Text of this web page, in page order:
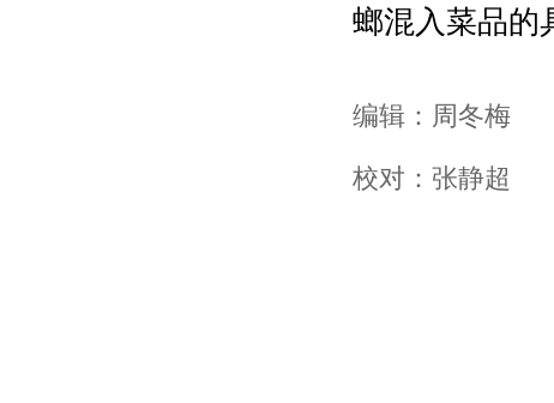
螂混入菜品的
编辑：周冬梅
校对：张静超